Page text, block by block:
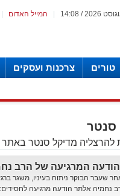
המייל האדום
טורים צרכנות ועסקים
סנטר
להרצליה מדיקל סנטר
המרגיעה של הרב
שעבר הבוקר ניתוח בעיניו, משגר
נחמיה אלתר הודעה מרגיעה